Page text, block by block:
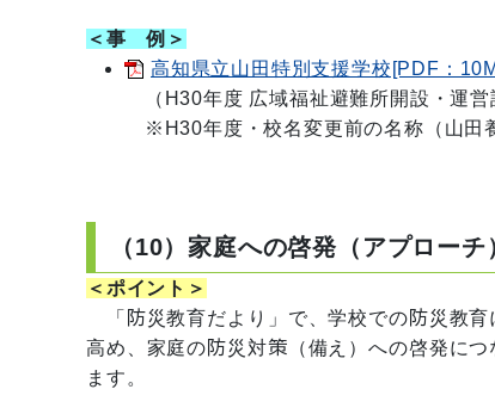
＜事 例＞
高知県立山田特別支援学校[PDF：
（H30年度 広域福祉避難所開設・運
※H30年度・校名変更前の名称（山田
（10）家庭への啓発（アプロー
＜ポイント＞
「防災教育だより」で、学校での防災教育
高め、家庭の防災対策（備え）への啓発に
ます。